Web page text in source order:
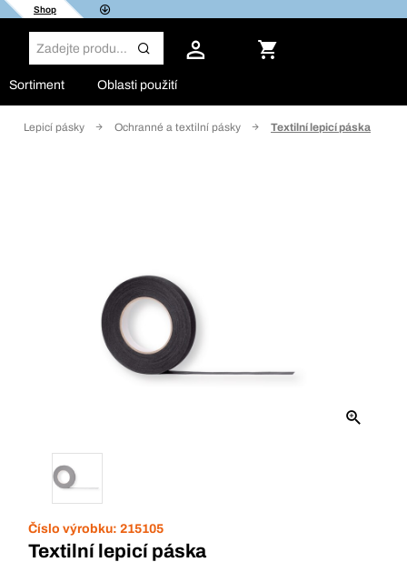
Shop
Sortiment Oblasti použití
Lepicí pásky Ochranné a textilní pásky Textilní lepicí páska
Číslo výrobku: 215105
Textilní lepicí páska